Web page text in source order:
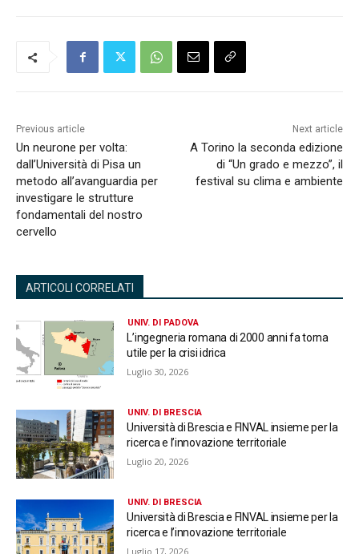
Previous article
Un neurone per volta:
dall’Università di Pisa un
metodo all’avanguardia per
investigare le strutture
fondamentali del nostro
cervello
Next article
A Torino la seconda edizione
di “Un grado e mezzo”, il
festival su clima e ambiente
ARTICOLI CORRELATI
UNIV. DI PADOVA
L’ingegneria romana di 2000 anni fa torna
utile per la crisi idrica
Luglio 30, 2026
UNIV. DI BRESCIA
Università di Brescia e FINVAL insieme per la
ricerca e l’innovazione territoriale
Luglio 20, 2026
UNIV. DI BRESCIA
Università di Brescia e FINVAL insieme per la
ricerca e l’innovazione territoriale
Luglio 17, 2026